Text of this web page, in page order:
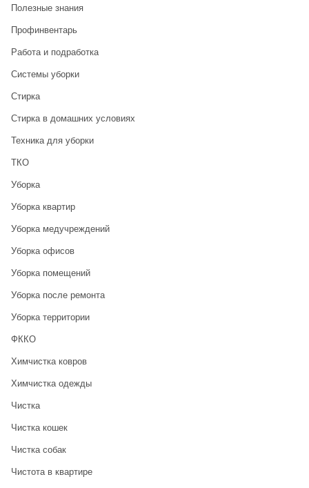
Полезные знания
Профинвентарь
Работа и подработка
Системы уборки
Стирка
Стирка в домашних условиях
Техника для уборки
ТКО
Уборка
Уборка квартир
Уборка медучреждений
Уборка офисов
Уборка помещений
Уборка после ремонта
Уборка территории
ФККО
Химчистка ковров
Химчистка одежды
Чистка
Чистка кошек
Чистка собак
Чистота в квартире